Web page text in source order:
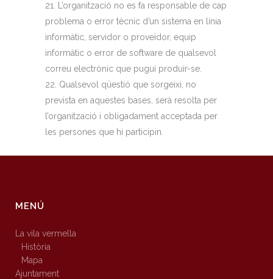
L’organització no es fa responsable de cap
problema o error tècnic d’un sistema en línia
informàtic, servidor o proveïdor, equip
informàtic o error de software de qualsevol
correu electrònic que pugui produir-se.
Qualsevol qüestió que sorgeixi, no
prevista en aquestes bases, serà resolta per
l’organització i obligadament acceptada per
les persones que hi participin.
MENÚ
La vila vermella
Història
Mapa
Ajuntament